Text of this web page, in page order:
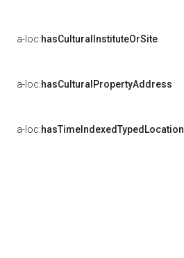
a-loc:hasCulturalInstituteOrSite
a-loc:hasCulturalPropertyAddress
a-loc:hasTimeIndexedTypedLocation